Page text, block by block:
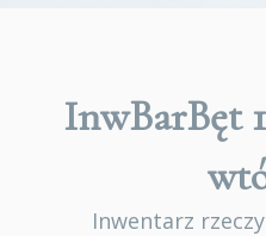
InwBarBęt
Inwentarz